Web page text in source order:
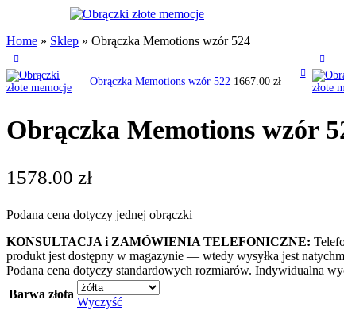
Home » Sklep » Obrączka Memotions wzór 524
Obrączka Memotions wzór 522 1667.00 zł
Obrączka Memotions wzór
1578.00 zł
Podana cena dotyczy jednej obrączki
KONSULTACJA i ZAMÓWIENIA TELEFONICZNE:
produkt jest dostępny w magazynie — wtedy wysyłka jest
Podana cena dotyczy standardowych rozmiarów. Indywidualna
Barwa złota
Wyczyść